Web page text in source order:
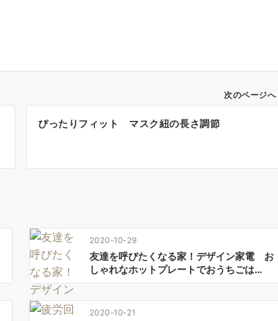
次のページへ
ぴったりフィット マスク紐の長さ調節
2020-10-29
友達を呼びたくなる家！デザイン家電 お
しゃれなホットプレートでおうちごは…
2020-10-21